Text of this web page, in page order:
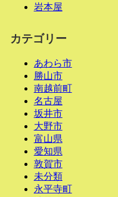
岩本屋
カテゴリー
あわら市
勝山市
南越前町
名古屋
坂井市
大野市
富山県
愛知県
敦賀市
未分類
永平寺町